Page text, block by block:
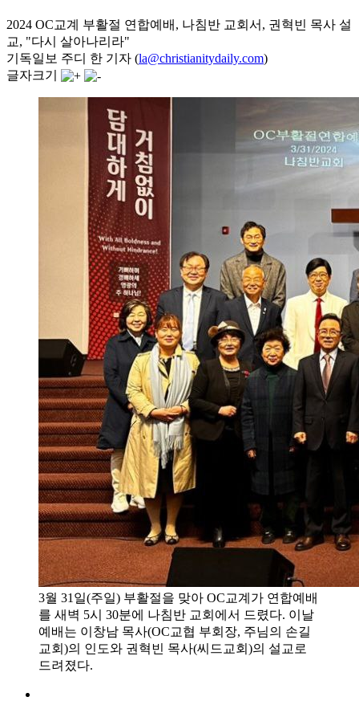
2024 OC교계 부활절 연합예배, 나침반 교회서, 권혁빈 목사 설
교, "다시 살아나리라"
기독일보 주디 한 기자 (la@christianitydaily.com)
글자크기
3월 31일(주일) 부활절을 맞아 OC교계가 연합예배
를 새벽 5시 30분에 나침반 교회에서 드렸다. 이날
예배는 이창남 목사(OC교협 부회장, 주님의 손길
교회)의 인도와 권혁빈 목사(씨드교회)의 설교로
드려졌다.